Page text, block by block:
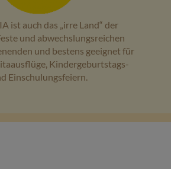
ist auch das „irre Land“ der
und abwechslungsreichen
und bestens geeignet für
Kindergeburtstags-
Einschulungsfeiern.